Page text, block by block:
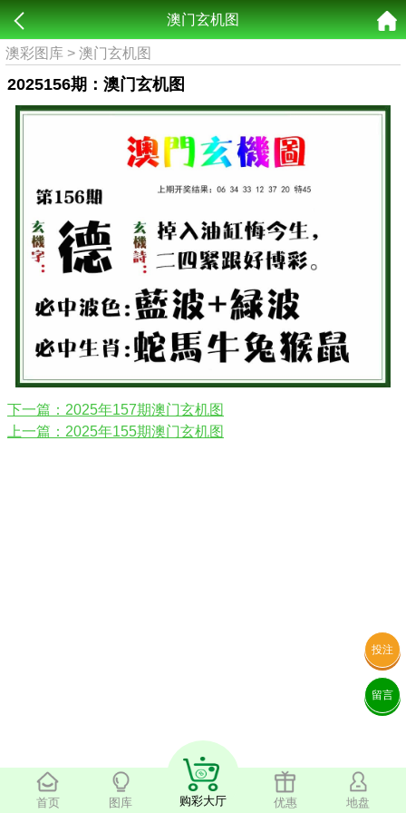
首页 图库 购彩大厅 优惠 地盘
投注
留言
澳门玄机图
澳彩图库 >澳门玄机图
2025156期：澳门玄机图
下一篇：2025年157期澳门玄机图
上一篇：2025年155期澳门玄机图